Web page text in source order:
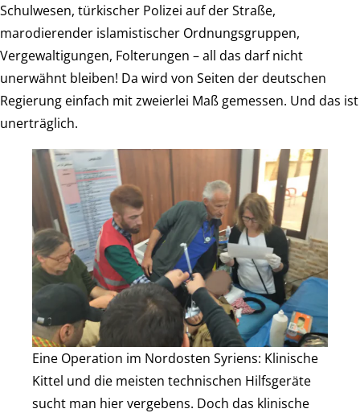
Schulwesen, türkischer Polizei auf der Straße,
marodierender islamistischer Ordnungsgruppen,
Vergewaltigungen, Folterungen – all das darf nicht
unerwähnt bleiben! Da wird von Seiten der deutschen
Regierung einfach mit zweierlei Maß gemessen. Und das ist
unerträglich.
Eine Operation im Nordosten Syriens: Klinische
Kittel und die meisten technischen Hilfsgeräte
sucht man hier vergebens. Doch das klinische